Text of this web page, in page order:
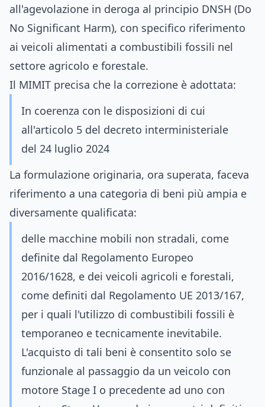
all'agevolazione in deroga al principio DNSH (Do
No Significant Harm), con specifico riferimento
ai veicoli alimentati a combustibili fossili nel
settore agricolo e forestale.
Il MIMIT precisa che la correzione è adottata:
In coerenza con le disposizioni di cui
all'articolo 5 del decreto interministeriale
del 24 luglio 2024
La formulazione originaria, ora superata, faceva
riferimento a una categoria di beni più ampia e
diversamente qualificata:
delle macchine mobili non stradali, come
definite dal Regolamento Europeo
2016/1628, e dei veicoli agricoli e forestali,
come definiti dal Regolamento UE 2013/167,
per i quali l'utilizzo di combustibili fossili è
temporaneo e tecnicamente inevitabile.
L'acquisto di tali beni è consentito solo se
funzionale al passaggio da un veicolo con
motore Stage I o precedente ad uno con